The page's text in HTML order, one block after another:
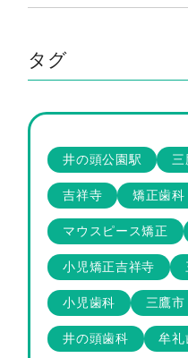
タグ
井の頭公園駅 三
吉祥寺 矯正歯科
マウスピース矯正
小児矯正吉祥寺
小児歯科 三鷹市
井の頭歯科 牟礼